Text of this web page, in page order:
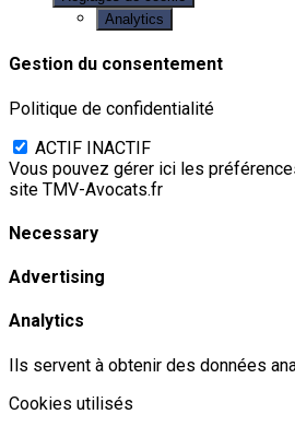
Analytics
Gestion du consentement
Politique de confidentialité
ACTIF INACTIF
Vous pouvez gérer ici les
site TMV-Avocats.fr
Necessary
Advertising
Analytics
Ils servent à obtenir des données
Cookies utilisés